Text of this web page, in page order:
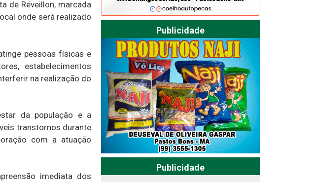
de Réveillon, marcada
onde será realizado
pessoas físicas e
estabelecimentos
na realização do
da população e a
transtornos durante
com a atuação
imediata dos
Publicidade
Publicidade